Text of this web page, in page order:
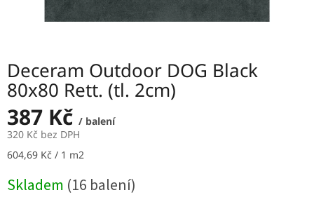
Deceram Outdoor DOG Black
80x80 Rett. (tl. 2cm)
387 Kč / balení
320 Kč bez DPH
Měrná
604,69 Kč / 1 m2
Skladem (16 balení)